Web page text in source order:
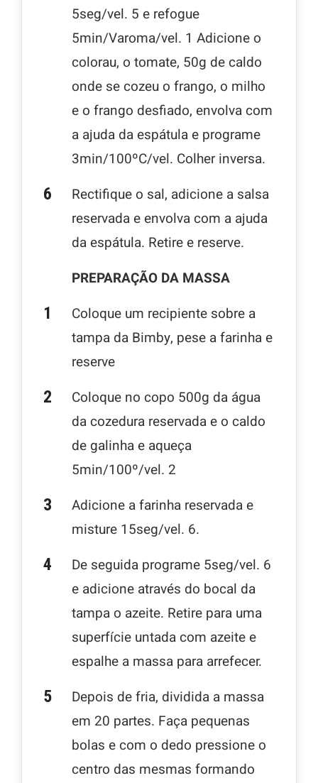
5seg/vel. 5 e refogue
5min/Varoma/vel. 1 Adicione o
colorau, o tomate, 50g de caldo
onde se cozeu o frango, o milho
e o frango desfiado, envolva com
a ajuda da espátula e programe
3min/100ºC/vel. Colher inversa.
Rectifique o sal, adicione a salsa
reservada e envolva com a ajuda
da espátula. Retire e reserve.
PREPARAÇÃO DA MASSA
Coloque um recipiente sobre a
tampa da Bimby, pese a farinha e
reserve
Coloque no copo 500g da água
da cozedura reservada e o caldo
de galinha e aqueça
5min/100º/vel. 2
Adicione a farinha reservada e
misture 15seg/vel. 6.
De seguida programe 5seg/vel. 6
e adicione através do bocal da
tampa o azeite. Retire para uma
superfície untada com azeite e
espalhe a massa para arrefecer.
Depois de fria, dividida a massa
em 20 partes. Faça pequenas
bolas e com o dedo pressione o
centro das mesmas formando